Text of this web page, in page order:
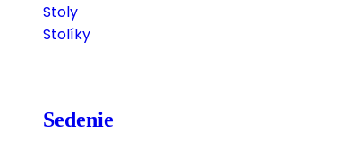
Stoly
Stolíky
Sedenie